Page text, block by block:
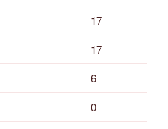
17
17
6
0